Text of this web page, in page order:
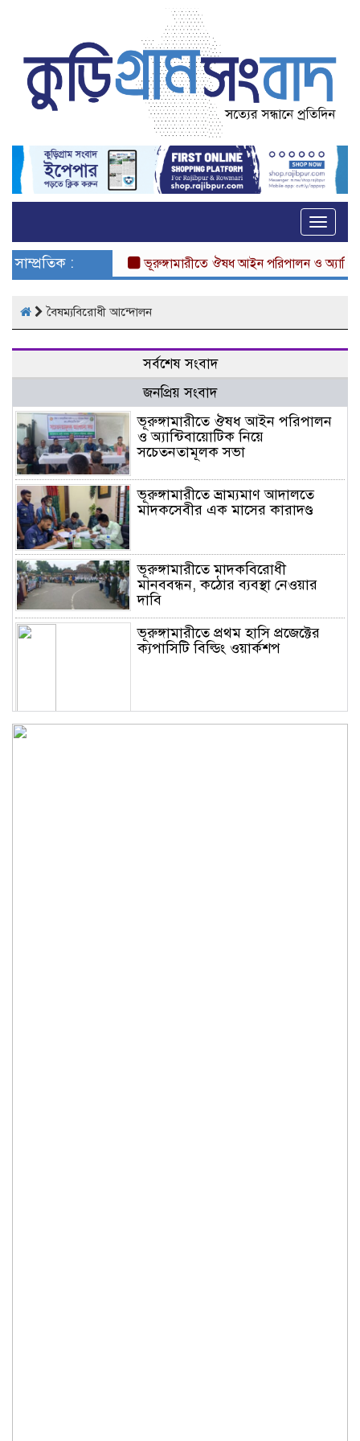
Toggle
সাম্প্রতিক : ভূরুঙ্গামারীতে ঔষধ আইন পরিপালন ও
বৈষম্যবিরোধী আন্দোলন
সর্বশেষ সংবাদ
জনপ্রিয় সংবাদ
ভূরুঙ্গামারীতে ঔষধ আইন পরিপালন
ও অ্যান্টিবায়োটিক নিয়ে
সচেতনতামূলক সভা
ভূরুঙ্গামারীতে ভ্রাম্যমাণ আদালতে
মাদকসেবীর এক মাসের কারাদণ্ড
ভূরুঙ্গামারীতে মাদকবিরোধী
মানববন্ধন, কঠোর ব্যবস্থা নেওয়ার
দাবি
ভূরুঙ্গামারীতে প্রথম হাসি প্রজেক্টের
ক্যপাসিটি বিল্ডিং ওয়ার্কশপ